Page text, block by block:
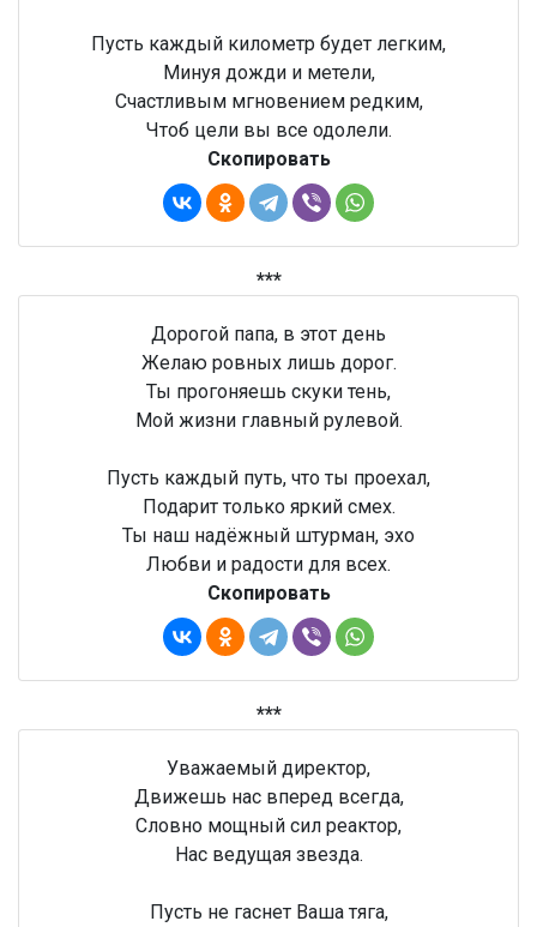
Пусть каждый километр будет легким,
Минуя дожди и метели,
Счастливым мгновением редким,
Чтоб цели вы все одолели.
Скопировать
***
Дорогой папа, в этот день
Желаю ровных лишь дорог.
Ты прогоняешь скуки тень,
Мой жизни главный рулевой.
Пусть каждый путь, что ты проехал,
Подарит только яркий смех.
Ты наш надёжный штурман, эхо
Любви и радости для всех.
Скопировать
***
Уважаемый директор,
Движешь нас вперед всегда,
Словно мощный сил реактор,
Нас ведущая звезда.
Пусть не гаснет Ваша тяга,